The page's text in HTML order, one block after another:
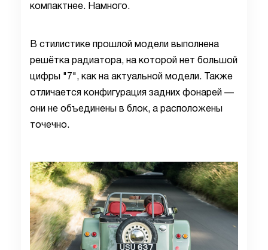
компактнее. Намного.
В стилистике прошлой модели выполнена
решётка радиатора, на которой нет большой
цифры "7", как на актуальной модели. Также
отличается конфигурация задних фонарей —
они не объединены в блок, а расположены
точечно.